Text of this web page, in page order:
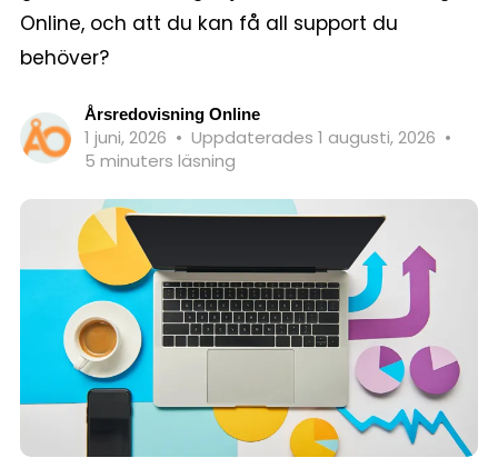
Online, och att du kan få all support du
behöver?
Årsredovisning Online
1 juni, 2026 • Uppdaterades 1 augusti, 2026 •
5 minuters läsning